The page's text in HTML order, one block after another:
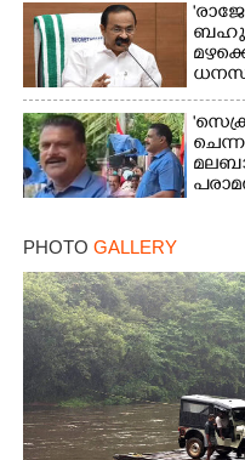
PHOTO GALLERY